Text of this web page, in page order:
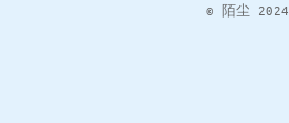
© 陌尘 2024